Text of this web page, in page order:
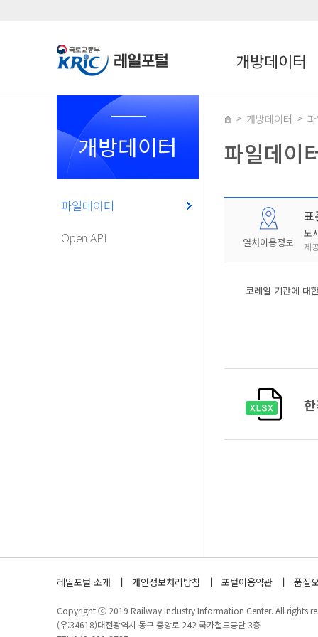
개방데이터
개방데이터
파일데이터
Open API
개방데이터
파일데이
열차이용정보
표
도
제
코레일 기관에 대
레일포털 소개 개인정보처리방침 포털이용약관 품질
Copyright ⓒ 2019 Railway Industry Information Center. All rights
(우:34618)대전광역시 동구 중앙로 242 국가철도공단 3층